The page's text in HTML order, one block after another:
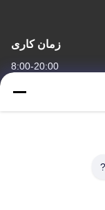
زمان کاری
8:00-20:00
آدرس ما